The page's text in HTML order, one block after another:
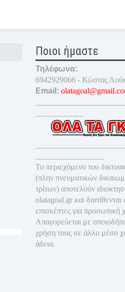
Ποιοι ήμαστε
Τηλέφωνα:
6942929066 - Κώστας
Email:
Το περιεχόμενο του
(πλην πνευματικών
τρίτων) αποτελούν
olatagoal.gr και διατίθενται
επισκέπτες για προσωπική
Απαγορεύεται με οποιοδ
χρήση τους σε άλλο μέσο
άδεια.